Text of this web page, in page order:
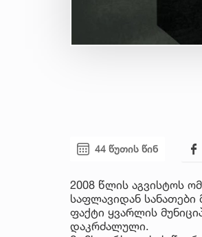
44 წუთის წინ
2008 წლის აგვისტოს
საფლავიდან სანათები
ფაქტი ყვარლის
დაკრძალული.